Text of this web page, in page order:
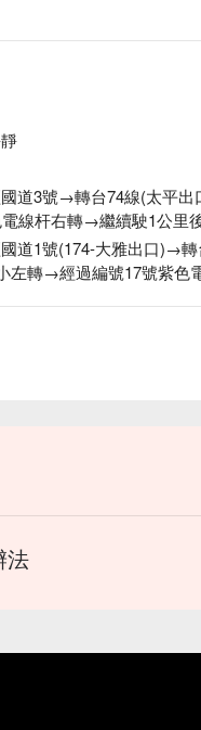
國道3號→轉台74線(太平
線杆右轉→繼續駛1公里
道1號(174-大雅出口)→
左轉→經過編號17號紫色
法